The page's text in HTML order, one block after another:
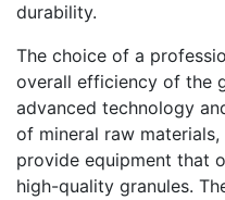
durability.
The choice of a
overall efficiency of the
advanced technology
of mineral raw
provide equipment that
high-quality granules.